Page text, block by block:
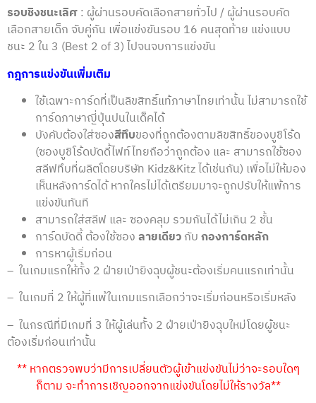
รอบชิงชนะเลิศ: ผู้ผ่านรอบคัดเลือกสายทั่วไป / ผู้ผ่านรอบคัด
เลือกสายเด็ก จับคู่กัน เพื่อแข่งขันรอบ 16 คนสุดท้าย แข่งแบบ
ชนะ 2 ใน 3 (Best 2 of 3) ไปจนจบการแข่งขัน
กฎการแข่งขันเพิ่มเติม
ใช้เฉพาะการ์ดที่เป็นลิขสิทธิ์แท้ภาษาไทยเท่านั้น ไม่สามารถใช้
การ์ดภาษาญี่ปุ่นปนในเด็คได้
บังคับต้องใส่ซองสีทึบของที่ถูกต้องตามลิขสิทธิ์ของบูชิโร้ด
(ซองบูชิโร้ดบัดดี้ไฟท์ไทยถือว่าถูกต้อง และ สามารถใช้ซอง
สลีฟทึบที่ผลิตโดยบริษัท Kidz&Kitz ได้เช่นกัน) เพื่อไม่ให้มอง
เห็นหลังการ์ดได้ หากใครไม่ได้เตรียมมาจะถูกปรับให้แพ้การ
แข่งขันทันที
สามารถใส่สลีฟ และ ซองคลุม รวมกันได้ไม่เกิน 2 ชั้น
การ์ดบัดดี้ ต้องใช้ซองลายเดียวกับกองการ์ดหลัก
การหาผู้เริ่มก่อน
– ในเกมแรกให้ทั้ง 2 ฝ่ายเป่ายิงฉุบผู้ชนะต้องเริ่มคนแรกเท่านั้น
– ในเกมที่ 2 ให้ผู้ที่แพ้ในเกมแรกเลือกว่าจะเริ่มก่อนหรือเริ่มหลัง
– ในกรณีที่มีเกมที่ 3 ให้ผู้เล่นทั้ง 2 ฝ่ายเป่ายิงฉุบใหม่โดยผู้ชนะ
ต้องเริ่มก่อนเท่านั้น
** หากตรวจพบว่ามีการเปลี่ยนตัวผู้เข้าแข่งขันไม่ว่าจะรอบใดๆ
ก็ตาม จะทำการเชิญออกจากแข่งขันโดยไม่ให้รางวัล**